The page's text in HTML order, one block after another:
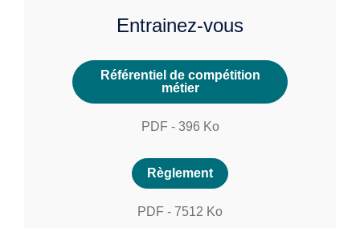
Entrainez-vous
Référentiel de compétition
métier
PDF - 396 Ko
Règlement
PDF - 7512 Ko